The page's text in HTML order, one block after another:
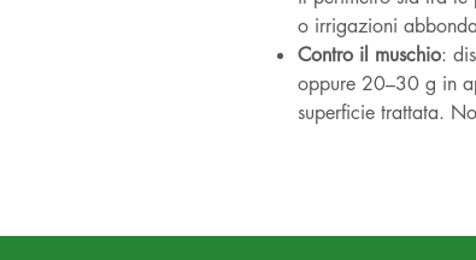
o irrigazioni
Contro il muschio:
oppure 20–30 g in
superficie trattata.